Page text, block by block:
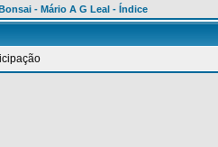
- Mário A G Leal - Índice